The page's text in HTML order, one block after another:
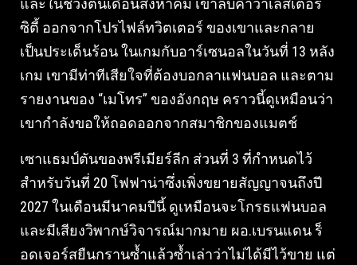
และในช่วงต้นเดือนสิงหาคม เขาลบคำว่าเลสเตอร์
ซิตี้ ออกจากโปรไฟล์ทวิตเตอร์ ของเขาและกลาย
เป็นประเด็นร้อน ในเกมกับอาร์เซนอลในวันที่ 13 หลัง
เกม เขามีท่าทีเสียใจที่ต้องบอกลาแฟนบอล และตาม
รายงานของ “เมโทร” ของอังกฤษ คราวนี้ดูเหมือนว่า
เขากำลังขอให้ถอดออกจากสมาชิกของแมตช์
เซาแธมป์ตันของพรีเมียร์ลีก ส่วนที่ 3 ที่กำหนดไว้
สำหรับวันที่ 20 โฟฟาน่าซึ่งเพิ่งขยายสัญญาจนถึงปี
2027 ในเดือนมีนาคมปีนี้ ดูเหมือนจะโกรธแฟนบอล
และมีเสียงวิพากษ์วิจารณ์มากมาย ผอ.เบรนแดน ร็
อดเจอร์สยืนกรานซ้ำแล้วซ้ำเล่าว่าไม่ได้มีไว้ขาย แต่